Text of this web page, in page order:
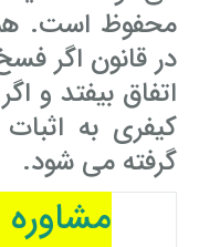
محفوظ است.
در قانون اگر
اتفاق بیفتد و
کیفری به
گرفته می شود.